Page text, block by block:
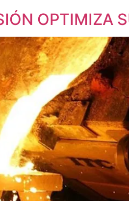
OPTIMIZA